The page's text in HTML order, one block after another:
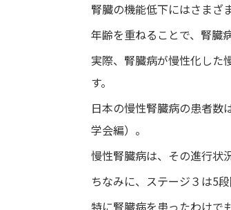
腎臓の機能低下にはさまざ
年齢を重ねることで、腎臓
実際、腎臓病が慢性化した
す。
日本の慢性腎臓病の患者数
学会編）。
慢性腎臓病は、その進行状
ちなみに、ステージ３は5
特に腎臓病を患ったわけで